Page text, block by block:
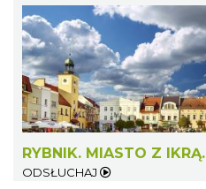
RYBNIK. MIASTO Z IKRĄ.
ODSŁUCHAJ